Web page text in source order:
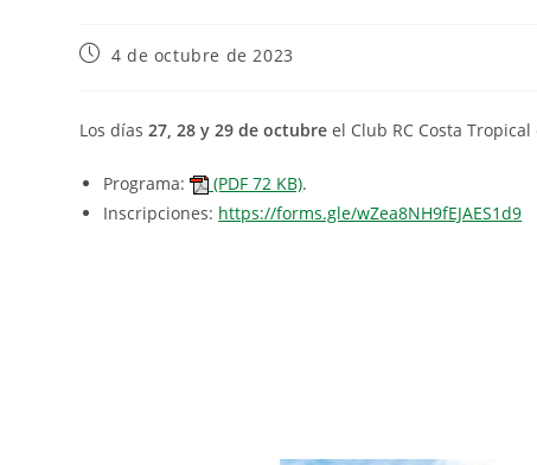
4 de octubre de 2023
Los días 27, 28 y 29 de octubre el Club RC Costa Tropical
Programa: (PDF 72 KB).
Inscripciones: https://forms.gle/wZea8NH9fEJAES1d9